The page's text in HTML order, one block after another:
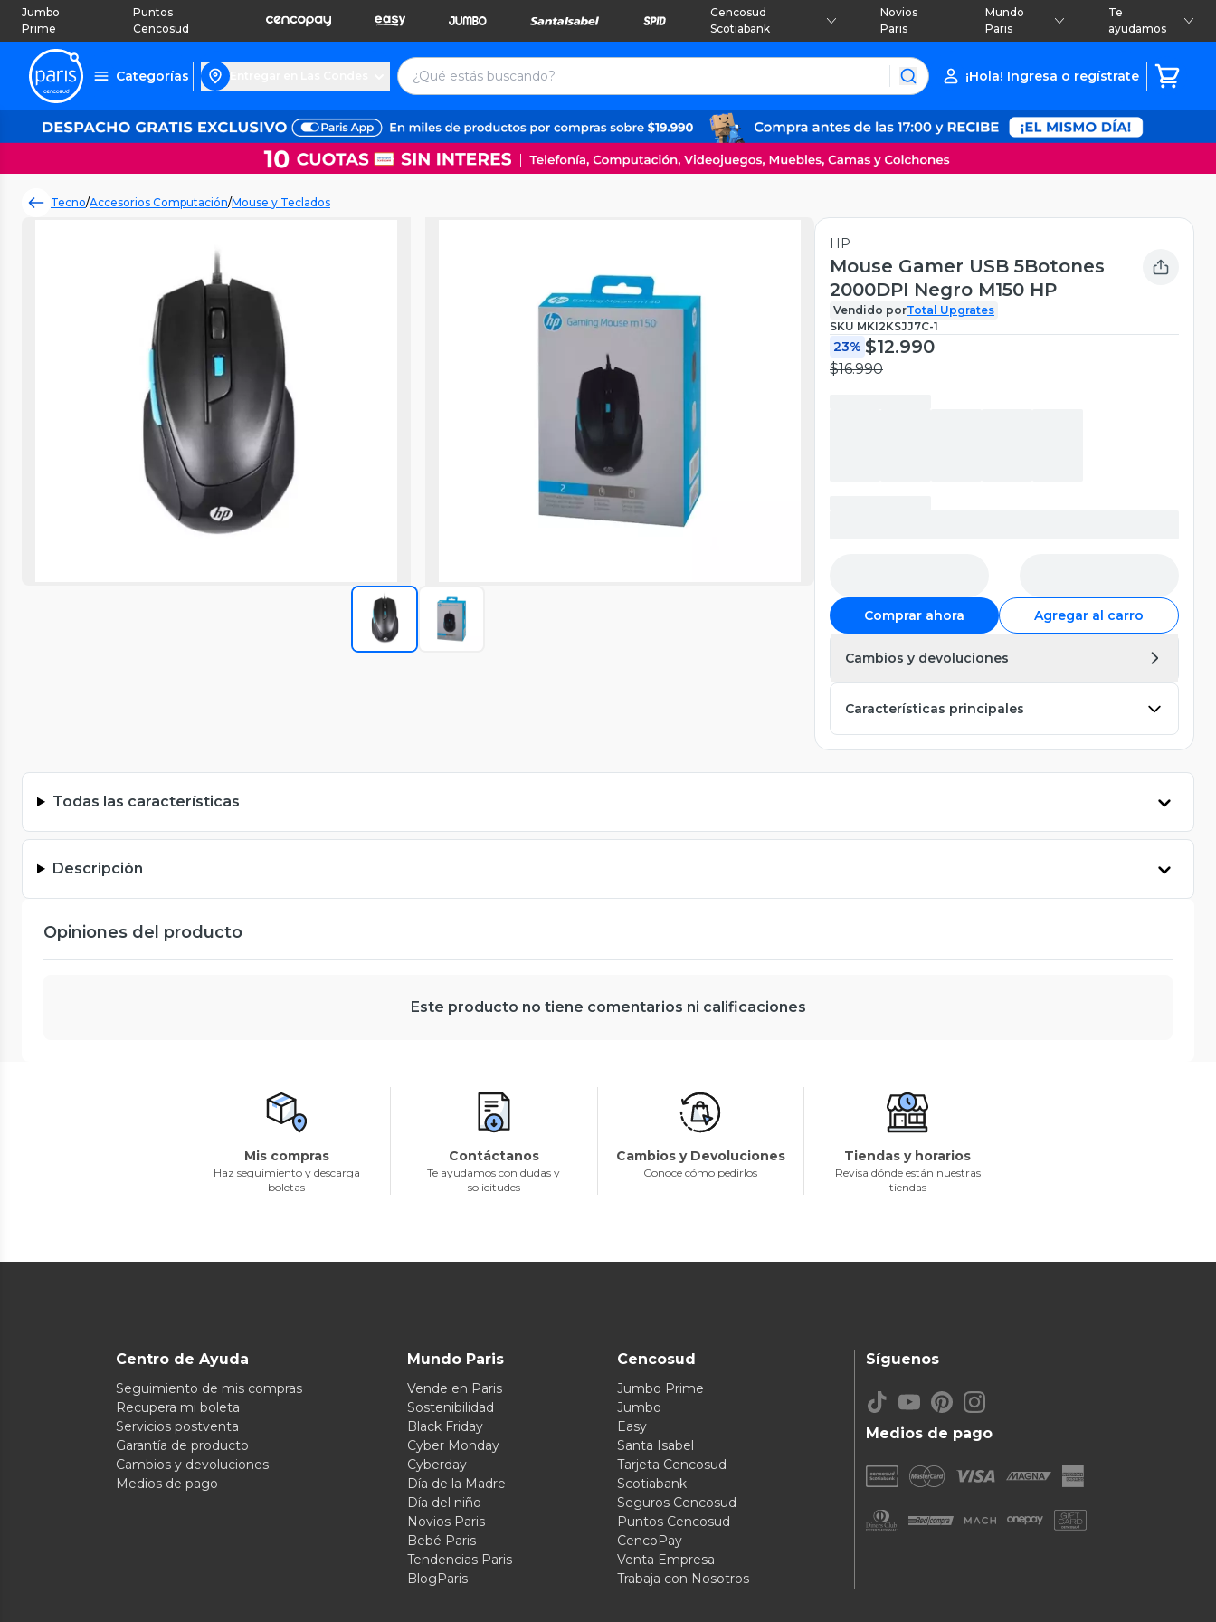
Jumbo
Prime
Puntos
Cencosud
Cencosud
Scotiabank
Novios
Paris
Mundo
Paris
Te
ayudamos
Categorías ¡Hola! Ingresa o regístrate
Tecno/Accesorios Computación/Mouse y Teclados
HP
Mouse Gamer USB 5Botones
2000DPI Negro M150 HP
Vendido porTotal Upgrates
SKU MKI2KSJJ7C-1
23% $12.990
$16.990
Comprar ahora Agregar al carro
Cambios y devoluciones
Características principales
Todas las características
Descripción
Opiniones del producto
Este producto no tiene comentarios ni calificaciones
Mis compras
Haz seguimiento y descarga
boletas
Contáctanos
Te ayudamos con dudas y
solicitudes
Cambios y Devoluciones
Conoce cómo pedirlos
Tiendas y horarios
Revisa dónde están nuestras
tiendas
Centro de Ayuda
Seguimiento de mis compras
Recupera mi boleta
Servicios postventa
Garantía de producto
Cambios y devoluciones
Medios de pago
Mundo Paris
Vende en Paris
Sostenibilidad
Black Friday
Cyber Monday
Cyberday
Día de la Madre
Día del niño
Novios Paris
Bebé Paris
Tendencias Paris
BlogParis
Cencosud
Jumbo Prime
Jumbo
Easy
Santa Isabel
Tarjeta Cencosud
Scotiabank
Seguros Cencosud
Puntos Cencosud
CencoPay
Venta Empresa
Trabaja con Nosotros
Medios de pago
Síguenos